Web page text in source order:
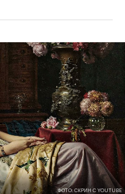
ФОТО: СКРИН С YOUTUBE